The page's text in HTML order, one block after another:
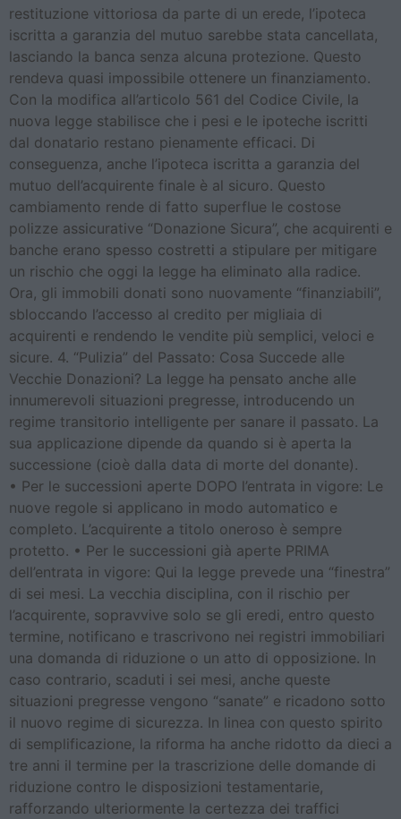
restituzione vittoriosa da parte di un erede, l’ipoteca
iscritta a garanzia del mutuo sarebbe stata cancellata,
lasciando la banca senza alcuna protezione. Questo
rendeva quasi impossibile ottenere un finanziamento.
Con la modifica all’articolo 561 del Codice Civile, la
nuova legge stabilisce che i pesi e le ipoteche iscritti
dal donatario restano pienamente efficaci. Di
conseguenza, anche l’ipoteca iscritta a garanzia del
mutuo dell’acquirente finale è al sicuro. Questo
cambiamento rende di fatto superflue le costose
polizze assicurative “Donazione Sicura”, che acquirenti e
banche erano spesso costretti a stipulare per mitigare
un rischio che oggi la legge ha eliminato alla radice.
Ora, gli immobili donati sono nuovamente “finanziabili”,
sbloccando l’accesso al credito per migliaia di
acquirenti e rendendo le vendite più semplici, veloci e
sicure. 4. “Pulizia” del Passato: Cosa Succede alle
Vecchie Donazioni? La legge ha pensato anche alle
innumerevoli situazioni pregresse, introducendo un
regime transitorio intelligente per sanare il passato. La
sua applicazione dipende da quando si è aperta la
successione (cioè dalla data di morte del donante).
• Per le successioni aperte DOPO l’entrata in vigore: Le
nuove regole si applicano in modo automatico e
completo. L’acquirente a titolo oneroso è sempre
protetto. • Per le successioni già aperte PRIMA
dell’entrata in vigore: Qui la legge prevede una “finestra”
di sei mesi. La vecchia disciplina, con il rischio per
l’acquirente, sopravvive solo se gli eredi, entro questo
termine, notificano e trascrivono nei registri immobiliari
una domanda di riduzione o un atto di opposizione. In
caso contrario, scaduti i sei mesi, anche queste
situazioni pregresse vengono “sanate” e ricadono sotto
il nuovo regime di sicurezza. In linea con questo spirito
di semplificazione, la riforma ha anche ridotto da dieci a
tre anni il termine per la trascrizione delle domande di
riduzione contro le disposizioni testamentarie,
rafforzando ulteriormente la certezza dei traffici